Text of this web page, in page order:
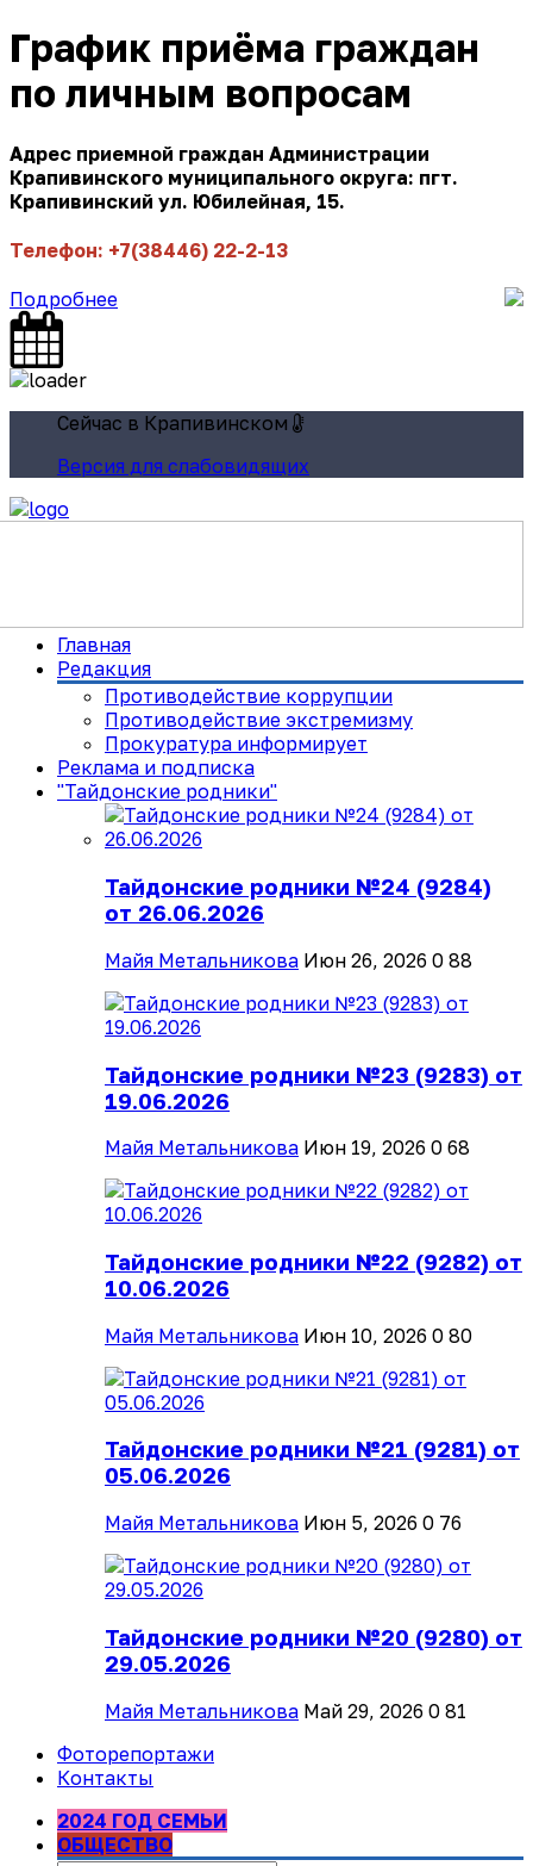
График приёма граждан
по личным вопросам
Адрес приемной граждан Администрации
Крапивинского муниципального округа: пгт.
Крапивинский ул. Юбилейная, 15.
Телефон: +7(38446) 22-2-13
Подробнее
Сейчас в Крапивинском
Версия для слабовидящих
Главная
Редакция
Противодействие коррупции
Противодействие экстремизму
Прокуратура информирует
Реклама и подписка
"Тайдонские родники"
Тайдонские родники №24 (9284)
от 26.06.2026
Майя Метальникова Июн 26, 2026 0 88
Тайдонские родники №23 (9283) от
19.06.2026
Майя Метальникова Июн 19, 2026 0 68
Тайдонские родники №22 (9282) от
10.06.2026
Майя Метальникова Июн 10, 2026 0 80
Тайдонские родники №21 (9281) от
05.06.2026
Майя Метальникова Июн 5, 2026 0 76
Тайдонские родники №20 (9280) от
29.05.2026
Майя Метальникова Май 29, 2026 0 81
Фоторепортажи
Контакты
2024 ГОД СЕМЬИ
ОБЩЕСТВО